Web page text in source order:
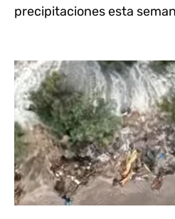
precipitaciones esta